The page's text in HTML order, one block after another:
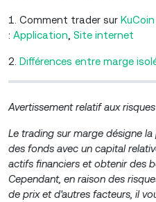
1. Comment trader sur KuCoin
: Application Site internet
2. Différences entre marge
Avertissement relatif aux
Le trading sur marge désigne
des fonds avec un capital
actifs financiers et obtenir des
Cependant, en raison des
de prix et d'autres facteurs, il